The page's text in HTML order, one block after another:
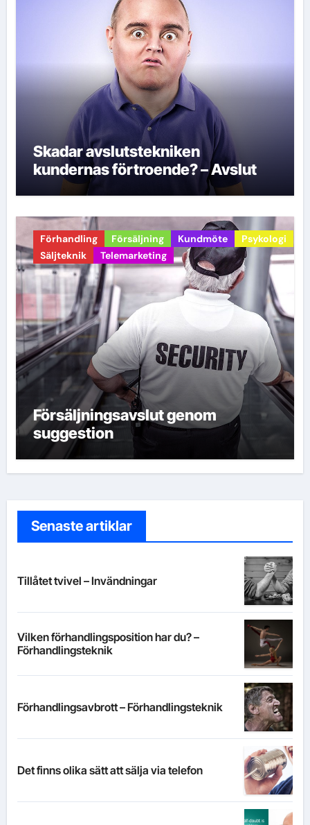
Skadar avslutstekniken
kundernas förtroende? – Avslut
Förhandling Försäljning Kundmöte
Psykologi
Säljteknik
Telemarketing
Försäljningsavslut genom
suggestion
Senaste artiklar
Tillåtet tvivel – Invändningar
Vilken förhandlingsposition har du? –
Förhandlingsteknik
Förhandlingsavbrott – Förhandlingsteknik
Det finns olika sätt att sälja via telefon